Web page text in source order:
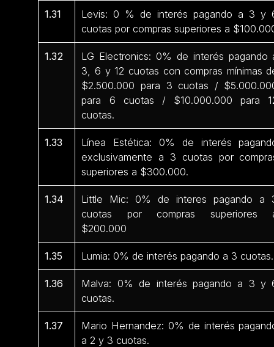
1.31
Levis: 0 % de interés pagando a 3 y
cuotas por compras superiores a
1.32
LG Electronics: 0% de interés pagando
3, 6 y 12 cuotas con compras mínimas
$2.500.000 para 3 cuotas /
para 6 cuotas / $10.000.000 para
cuotas.
1.33
Línea Estética: 0% de interés
exclusivamente a 3 cuotas por
superiores a $300.000.
1.34
Little Mic: 0% de interes pagando a
cuotas por compras superiores
$200.000
1.35 Lumia: 0% de interés pagando a 3 cuotas.
1.36
Malva: 0% de interés pagando a 3 y
cuotas.
1.37
Mario Hernandez: 0% de interés
a 2 y 3 cuotas.